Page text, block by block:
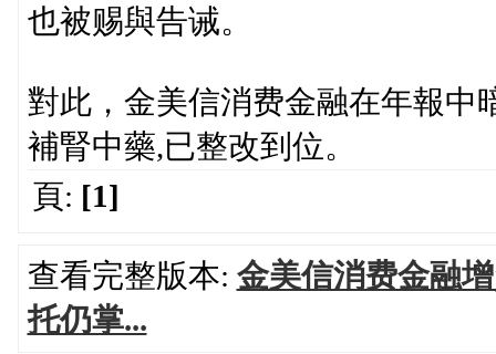
也被赐與告诫。
對此，金美信消费金融在年報中
補腎中藥,已整改到位。
頁: [1]
查看完整版本: 金美信消费金融
托仍掌...